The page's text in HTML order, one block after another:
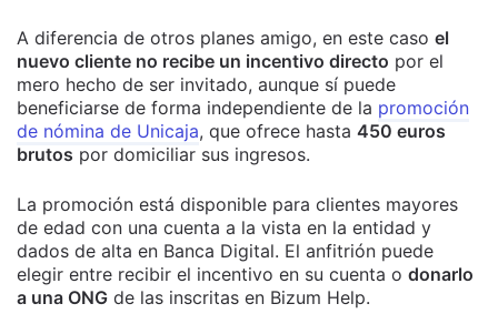
A diferencia de otros planes amigo, en este caso el
nuevo cliente no recibe un incentivo directo por el
mero hecho de ser invitado, aunque sí puede
beneficiarse de forma independiente de la promoción
de nómina de Unicaja, que ofrece hasta 450 euros
brutos por domiciliar sus ingresos.
La promoción está disponible para clientes mayores
de edad con una cuenta a la vista en la entidad y
dados de alta en Banca Digital. El anfitrión puede
elegir entre recibir el incentivo en su cuenta o donarlo
a una ONG de las inscritas en Bizum Help.